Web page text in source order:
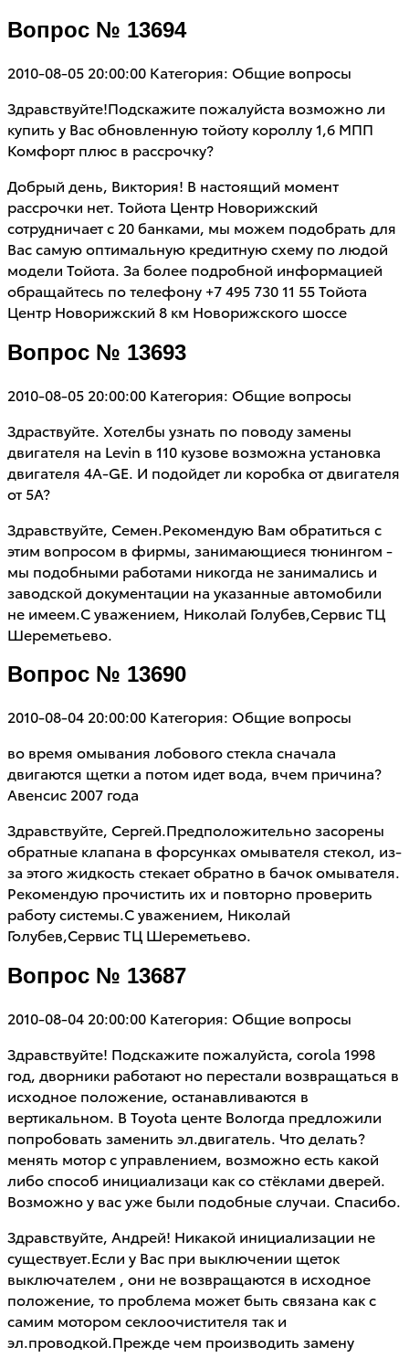
Вопрос № 13694
2010-08-05 20:00:00 Категория: Общие вопросы
Здравствуйте!Подскажите пожалуйста возможно ли
купить у Вас обновленную тойоту короллу 1,6 МПП
Комфорт плюс в рассрочку?
Добрый день, Виктория! В настоящий момент
рассрочки нет. Тойота Центр Новорижский
сотрудничает с 20 банками, мы можем подобрать для
Вас самую оптимальную кредитную схему по людой
модели Тойота. За более подробной информацией
обращайтесь по телефону +7 495 730 11 55 Тойота
Центр Новорижский 8 км Новорижского шоссе
Вопрос № 13693
2010-08-05 20:00:00 Категория: Общие вопросы
Здраствуйте. Хотелбы узнать по поводу замены
двигателя на Levin в 110 кузове возможна установка
двигателя 4А-GE. И подойдет ли коробка от двигателя
от 5А?
Здравствуйте, Семен.Рекомендую Вам обратиться с
этим вопросом в фирмы, занимающиеся тюнингом -
мы подобными работами никогда не занимались и
заводской документации на указанные автомобили
не имеем.С уважением, Николай Голубев,Сервис ТЦ
Шереметьево.
Вопрос № 13690
2010-08-04 20:00:00 Категория: Общие вопросы
во время омывания лобового стекла сначала
двигаются щетки а потом идет вода, вчем причина?
Авенсис 2007 года
Здравствуйте, Сергей.Предположительно засорены
обратные клапана в форсунках омывателя стекол, из-
за этого жидкость стекает обратно в бачок омывателя.
Рекомендую прочистить их и повторно проверить
работу системы.С уважением, Николай
Голубев,Сервис ТЦ Шереметьево.
Вопрос № 13687
2010-08-04 20:00:00 Категория: Общие вопросы
Здравствуйте! Подскажите пожалуйста, corola 1998
год, дворники работают но перестали возвращаться в
исходное положение, останавливаются в
вертикальном. В Toyota центе Вологда предложили
попробовать заменить эл.двигатель. Что делать?
менять мотор с управлением, возможно есть какой
либо способ инициализаци как со стёклами дверей.
Возможно у вас уже были подобные случаи. Спасибо.
Здравствуйте, Андрей! Никакой инициализации не
существует.Если у Вас при выключении щеток
выключателем , они не возвращаются в исходное
положение, то проблема может быть связана как с
самим мотором секлоочистителя так и
эл.проводкой.Прежде чем производить замену